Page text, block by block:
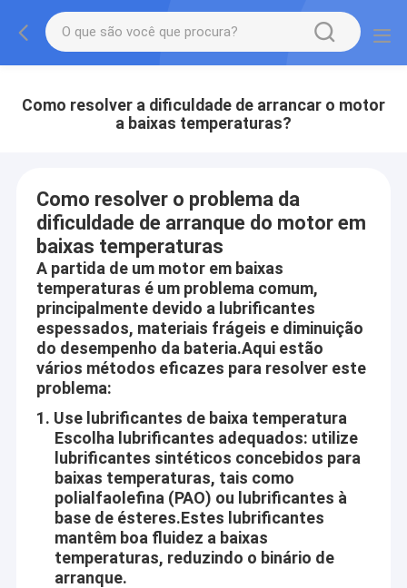
Como resolver a dificuldade de arrancar o motor
a baixas temperaturas?
Como resolver o problema da
dificuldade de arranque do motor em
baixas temperaturas
A partida de um motor em baixas
temperaturas é um problema comum,
principalmente devido a lubrificantes
espessados, materiais frágeis e diminuição
do desempenho da bateria.Aqui estão
vários métodos eficazes para resolver este
problema:
1. Use lubrificantes de baixa temperatura
Escolha lubrificantes adequados: utilize
lubrificantes sintéticos concebidos para
baixas temperaturas, tais como
polialfaolefina (PAO) ou lubrificantes à
base de ésteres.Estes lubrificantes
mantêm boa fluidez a baixas
temperaturas, reduzindo o binário de
arranque.